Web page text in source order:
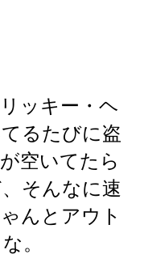
ッキー・ヘ
るたびに盗
空いてたら
そんなに速
んとアウト
。